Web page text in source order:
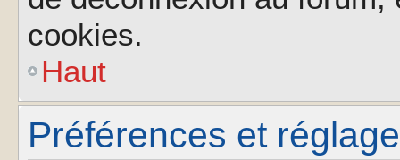
cookies.
Haut
Préférences et